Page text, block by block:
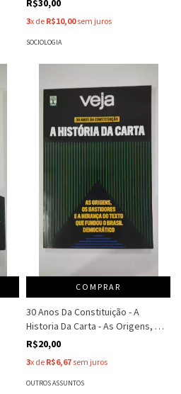
R$30,00
3x de R$10,00sem juros
SOCIOLOGIA
COMPRAR
30 Anos Da Constituição - A
Historia Da Carta - As Origens, Os
Bastidores E A Herança Do Texto
R$20,00
3x de R$6,67 sem juros
OUTROS ASSUNTOS